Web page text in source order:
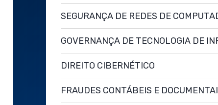
SEGURANÇA DE REDES DE
GOVERNANÇA DE TECNOLOGIA DE
DIREITO CIBERNÉTICO
FRAUDES CONTÁBEIS E